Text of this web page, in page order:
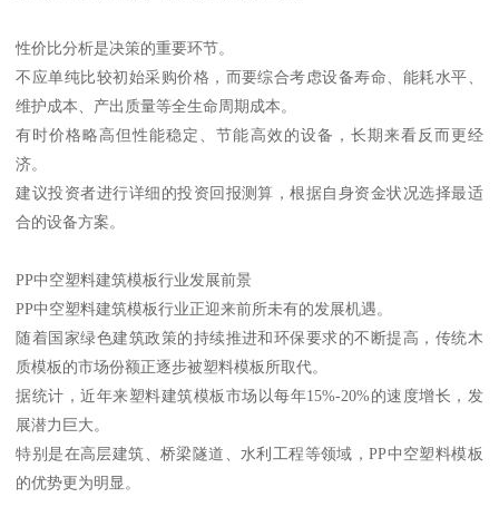
性价比分析是决策的重要环节。
不应单纯比较初始采购价格，而要综合考虑设备寿命、能耗水平、
维护成本、产出质量等全生命周期成本。
有时价格略高但性能稳定、节能高效的设备，长期来看反而更经
济。
建议投资者进行详细的投资回报测算，根据自身资金状况选择最适
合的设备方案。
PP中空塑料建筑模板行业发展前景
PP中空塑料建筑模板行业正迎来前所未有的发展机遇。
随着国家绿色建筑政策的持续推进和环保要求的不断提高，传统木
质模板的市场份额正逐步被塑料模板所取代。
据统计，近年来塑料建筑模板市场以每年15%-20%的速度增长，发
展潜力巨大。
特别是在高层建筑、桥梁隧道、水利工程等领域，PP中空塑料模板
的优势更为明显。